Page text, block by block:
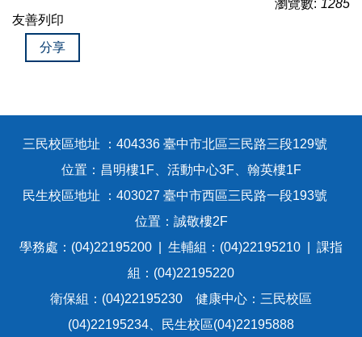
瀏覽數: 1285
友善列印
分享
三民校區地址 ：404336 臺中市北區三民路三段129號
位置：昌明樓1F、活動中心3F、翰英樓1F
民生校區地址 ：403027 臺中市西區三民路一段193號
位置：誠敬樓2F
學務處：(04)22195200 | 生輔組：(04)22195210 | 課指
組：(04)22195220
衛保組：(04)22195230 健康中心：三民校區
(04)22195234、民生校區(04)22195888